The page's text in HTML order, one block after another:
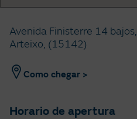
Avenida Finisterre 14 bajos,
Arteixo, (15142)
Como chegar >
Horario de apertura